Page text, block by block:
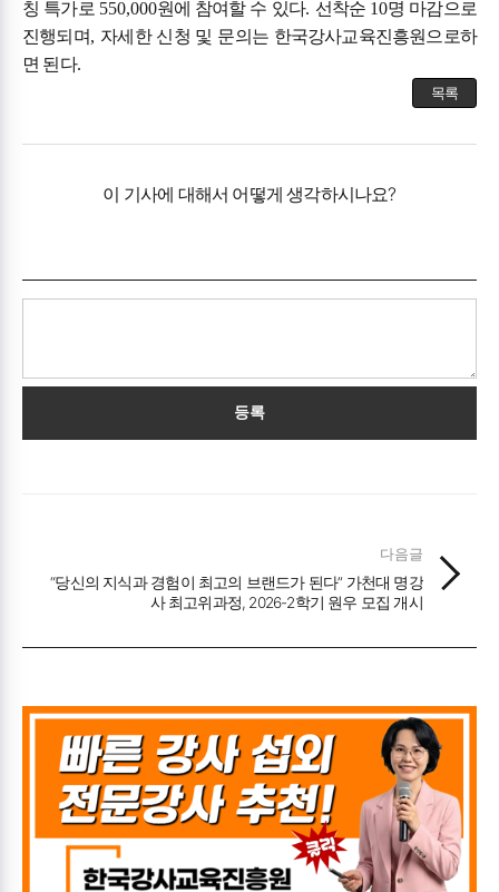
칭 특가로 550,000원에 참여할 수 있다. 선착순 10명 마감으로
진행되며, 자세한 신청 및 문의는 한국강사교육진흥원으로하
면 된다.
목록
이 기사에 대해서 어떻게 생각하시나요?
등록
다음글
“당신의 지식과 경험이 최고의 브랜드가 된다” 가천대 명강
사 최고위과정, 2026-2학기 원우 모집 개시